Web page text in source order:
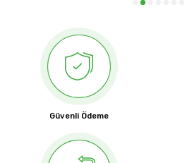
Güvenli Ödeme